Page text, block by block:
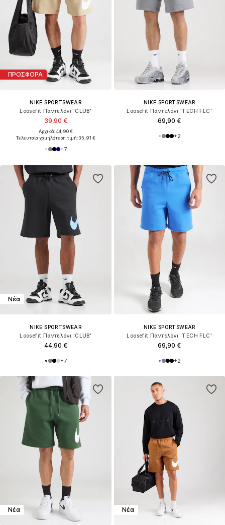
ΠΡΟΣΦΟΡΑ
NIKE SPORTSWEAR
Loosefit Παντελόνι 'CLUB'
39,90 €
Αρχικά: 44,90 €
Τελευταία χαμηλότερη τιμή:35,91 €
+7
NIKE SPORTSWEAR
Loosefit Παντελόνι 'TECH FLC'
69,90 €
+2
Νέα
NIKE SPORTSWEAR
Loosefit Παντελόνι 'CLUB'
44,90 €
+7
NIKE SPORTSWEAR
Loosefit Παντελόνι 'TECH FLC'
69,90 €
+2
Νέα Νέα